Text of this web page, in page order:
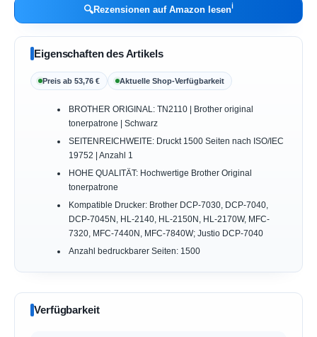
🔍Rezensionen auf Amazon lesenℹ︎
Eigenschaften des Artikels
Preis ab 53,76 € Aktuelle Shop-Verfügbarkeit
BROTHER ORIGINAL: TN2110 | Brother original
tonerpatrone | Schwarz
SEITENREICHWEITE: Druckt 1500 Seiten nach ISO/IEC
19752 | Anzahl 1
HOHE QUALITÄT: Hochwertige Brother Original
tonerpatrone
Kompatible Drucker: Brother DCP-7030, DCP-7040,
DCP-7045N, HL-2140, HL-2150N, HL-2170W, MFC-
7320, MFC-7440N, MFC-7840W; Justio DCP-7040
Anzahl bedruckbarer Seiten: 1500
Verfügbarkeit